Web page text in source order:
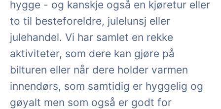
hygge - og kanskje også en kjøretur eller
to til besteforeldre, julelunsj eller
julehandel. Vi har samlet en rekke
aktiviteter, som dere kan gjøre på
bilturen eller når dere holder varmen
innendørs, som samtidig er hyggelig og
gøyalt men som også er godt for